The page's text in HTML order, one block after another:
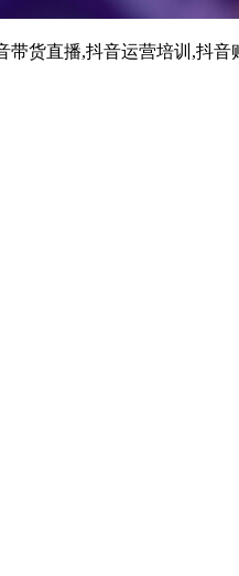
货直播,抖音运营培训,抖